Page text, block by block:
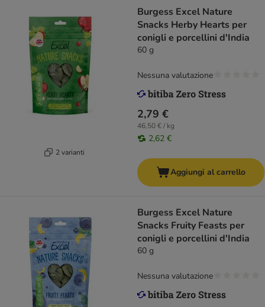
2 varianti
Burgess Excel Nature
Snacks Herby Hearts per
conigli e porcellini d'India
60 g
2,79 €
46,50 € / kg
2,62 €
Nessuna valutazione
Aggiungi al carrello
Burgess Excel Nature
Snacks Fruity Feasts per
conigli e porcellini d'India
60 g
Nessuna valutazione